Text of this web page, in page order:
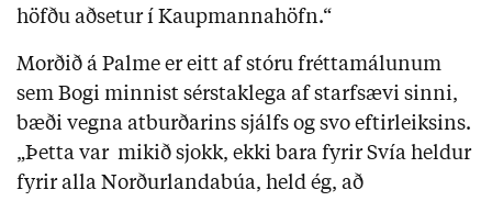
höfðu aðsetur í Kaupmannahöfn.“
Morðið á Palme er eitt af stóru fréttamálunum
sem Bogi minnist sérstaklega af starfsævi sinni,
bæði vegna atburðarins sjálfs og svo eftirleiksins.
„Þetta var mikið sjokk, ekki bara fyrir Svía heldur
fyrir alla Norðurlandabúa, held ég, að